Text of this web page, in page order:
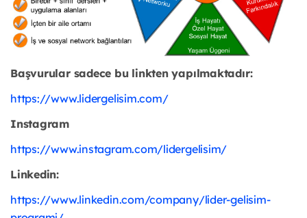
Başvurular sadece bu linkten yapılmaktadır:
https://www.lidergelisim.com/
Instagram
https://www.instagram.com/lidergelisim/
Linkedin:
https://www.linkedin.com/company/lider-gelisim-